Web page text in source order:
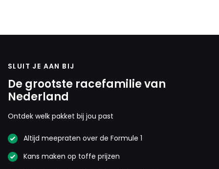
SLUIT JE AAN BIJ
De grootste racefamilie van
Nederland
Ontdek welk pakket bij jou past
Altijd meepraten over de Formule 1
Kans maken op toffe prijzen